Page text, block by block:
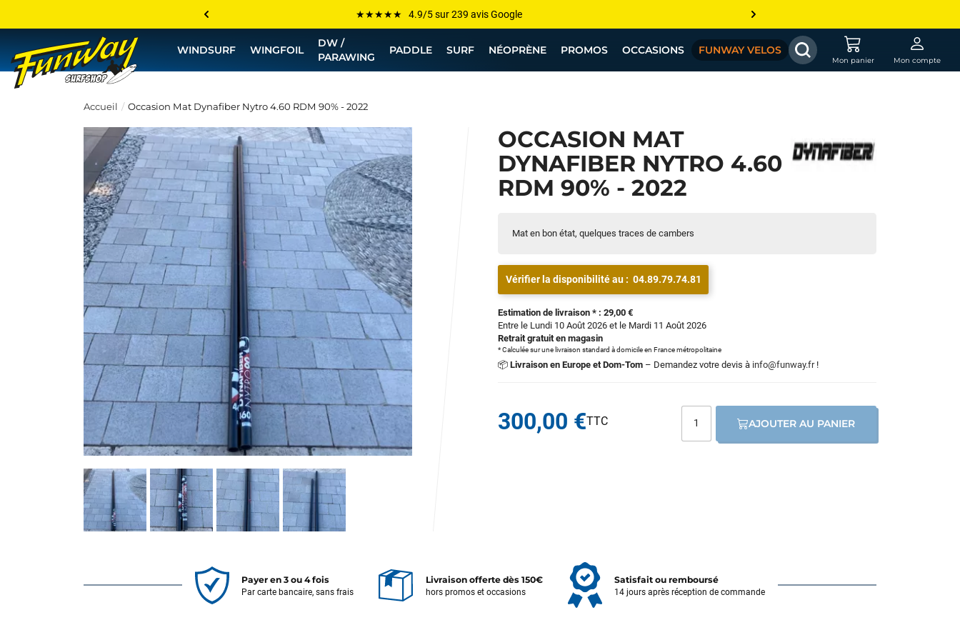
Les plus grandes marques sont chez Funway
Jusqu’à -75% de remise sur le windsurf, wingfoil, etc...
💰 Meilleur prix garanti — Moins cher ailleurs ? On s’aligne !
WINDSURF WINGFOIL
DW /
PARAWING
PADDLE SURF NÉOPRÈNE PROMOS OCCASIONS FUNWAY VELOS
Mon panier Mon compte
Accueil Occasion Mat Dynafiber Nytro 4.60 RDM 90% - 2022
OCCASION MAT
DYNAFIBER NYTRO 4.60
RDM 90% - 2022
Mat en bon état, quelques traces de cambers
Vérifier la disponibilité au : 04.89.79.74.81
Estimation de livraison * : 29,00 €
Entre le Lundi 10 Août 2026 et le Mardi 11 Août 2026
Retrait gratuit en magasin
* Calculée sur une livraison standard à domicile en France métropolitaine
📦 Livraison en Europe et Dom-Tom – Demandez votre devis à info@funway.fr!
300,00 € AJOUTER AU PANIER
Payer en 3 ou 4 fois
Par carte bancaire, sans frais
Livraison offerte dès 150€
hors promos et occasions
Satisfait ou remboursé
14 jours après réception de commande